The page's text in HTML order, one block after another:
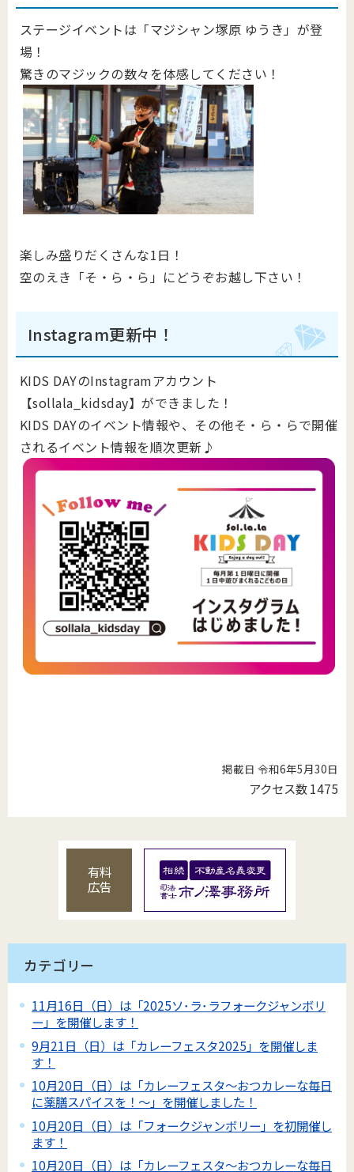
ステージイベントは「マジシャン塚原 ゆうき」が登
場！
驚きのマジックの数々を体感してください！
楽しみ盛りだくさんな1日！
空のえき「そ・ら・ら」にどうぞお越し下さい！
Instagram更新中！
KIDS DAYのInstagramアカウント
【sollala_kidsday】ができました！
KIDS DAYのイベント情報や、その他そ・ら・らで開催
されるイベント情報を順次更新♪
掲載日 令和6年5月30日
アクセス数1475
有料
広告
カテゴリー
11月16日（日）は「2025ソ･ラ･ラフォークジャンボリ
ー」を開催します！
9月21日（日）は「カレーフェスタ2025」を開催しま
す！
10月20日（日）は「カレーフェスタ～おつカレーな毎日
に薬膳スパイスを！～」を開催しました！
10月20日（日）は「フォークジャンボリー」を初開催し
ます！
10月20日（日）は「カレーフェスタ～おつカレーな毎日